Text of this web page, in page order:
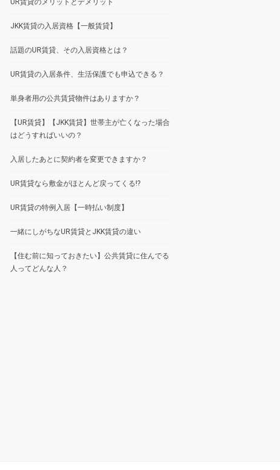
JKK賃貸の入居資格【一般賃貸】
話題のUR賃貸、その入居資格とは？
UR賃貸の入居条件、生活保護でも申込できる？
単身者用の公共賃貸物件はありますか？
【UR賃貸】【JKK賃貸】世帯主が亡くなった場合
はどうすればいいの？
入居したあとに契約者を変更できますか？
UR賃貸なら敷金がほとんど戻ってくる!?
UR賃貸の特例入居【一時払い制度】
一緒にしがちなUR賃貸とJKK賃貸の違い
【住む前に知っておきたい】公共賃貸に住んでる
人ってどんな人？